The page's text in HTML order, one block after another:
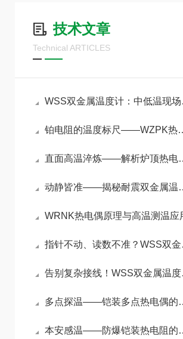
技术文章
Technical ARTICLES
WSS双金属温度计：中低温现场直读的通用工控仪表
铂电阻的温度标尺——WZPK热电阻原理与精密测温应用
直面高温淬炼——解析炉顶热电偶在冶金加热炉中的精准测温原理与应用
动静皆准——揭秘耐震双金属温度计在强振动环境下的测温奥秘
WRNK热电偶原理与高温测温应
指针不动、读数不准？WSS双金属温度计五大故障一文搞定
告别复杂接线！WSS双金属温度计让现场测温回归简单
多点探温——铠装多点热电偶的原理与选型指南
本安感温——防爆铠装热电阻的原理与选购要点